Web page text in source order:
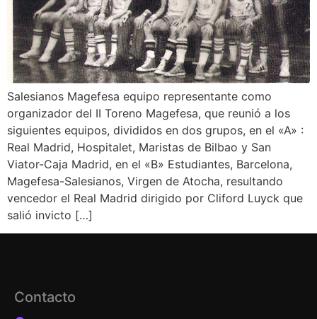
Salesianos Magefesa equipo representante como
organizador del II Toreno Magefesa, que reunió a los
siguientes equipos, divididos en dos grupos, en el «A» :
Real Madrid, Hospitalet, Maristas de Bilbao y San
Viator-Caja Madrid, en el «B» Estudiantes, Barcelona,
Magefesa-Salesianos, Virgen de Atocha, resultando
vencedor el Real Madrid dirigido por Cliford Luyck que
salió invicto […]
Contacto